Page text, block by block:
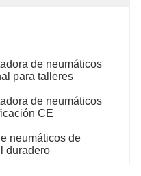
de neumáticos
para talleres
de neumáticos
CE
neumáticos de
duradero